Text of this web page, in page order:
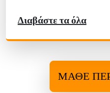
Διαβάστε τα όλα
ΜΆΘΕ